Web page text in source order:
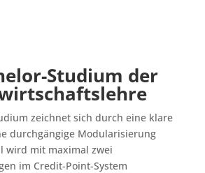
Studium der
zeichnet sich durch eine klare
durchgängige Modularisierung
wird mit maximal zwei
im Credit-Point-System